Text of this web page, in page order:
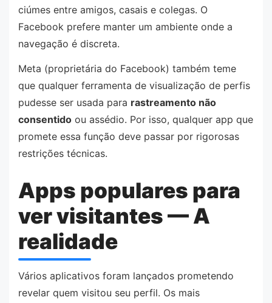
ciúmes entre amigos, casais e colegas. O
Facebook prefere manter um ambiente onde a
navegação é discreta.
Meta (proprietária do Facebook) também teme
que qualquer ferramenta de visualização de perfis
pudesse ser usada para rastreamento não
consentido ou assédio. Por isso, qualquer app que
promete essa função deve passar por rigorosas
restrições técnicas.
Apps populares para
ver visitantes — A
realidade
Vários aplicativos foram lançados prometendo
revelar quem visitou seu perfil. Os mais